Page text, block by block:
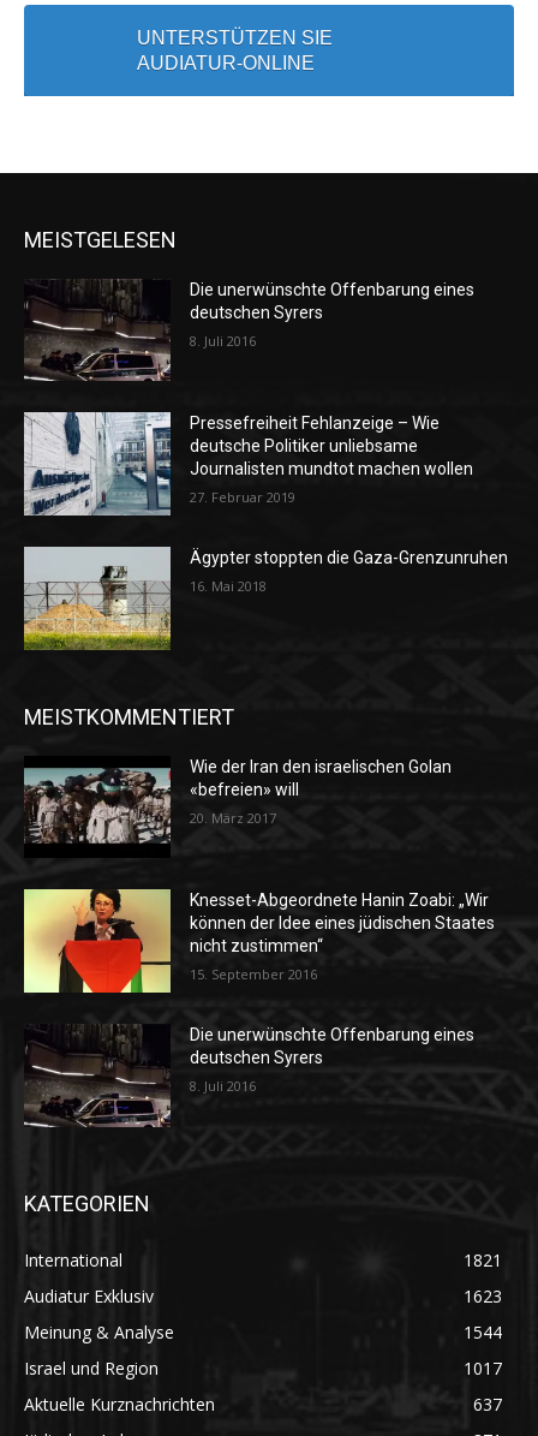
UNTERSTÜTZEN SIE
AUDIATUR-ONLINE
MEISTGELESEN
Die unerwünschte Offenbarung eines
deutschen Syrers
8. Juli 2016
Pressefreiheit Fehlanzeige – Wie
deutsche Politiker unliebsame
Journalisten mundtot machen wollen
27. Februar 2019
Ägypter stoppten die Gaza-Grenzunruhen
16. Mai 2018
MEISTKOMMENTIERT
Wie der Iran den israelischen Golan
«befreien» will
20. März 2017
Knesset-Abgeordnete Hanin Zoabi: „Wir
können der Idee eines jüdischen Staates
nicht zustimmen“
15. September 2016
Die unerwünschte Offenbarung eines
deutschen Syrers
8. Juli 2016
KATEGORIEN
International
1821
Audiatur Exklusiv
1623
Meinung & Analyse
1544
Israel und Region
1017
Aktuelle Kurznachrichten
637